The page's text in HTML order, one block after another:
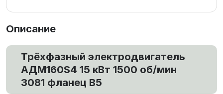
Описание
Трёхфазный электродвигатель
АДМ160S4 15 кВт 1500 об/мин
3081 фланец В5